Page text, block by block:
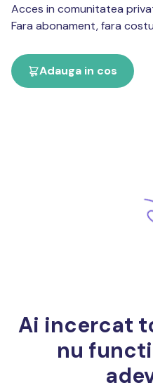
Acces in comunitatea
Fara abonament, fara
Adauga in cos
Ai incercat
nu